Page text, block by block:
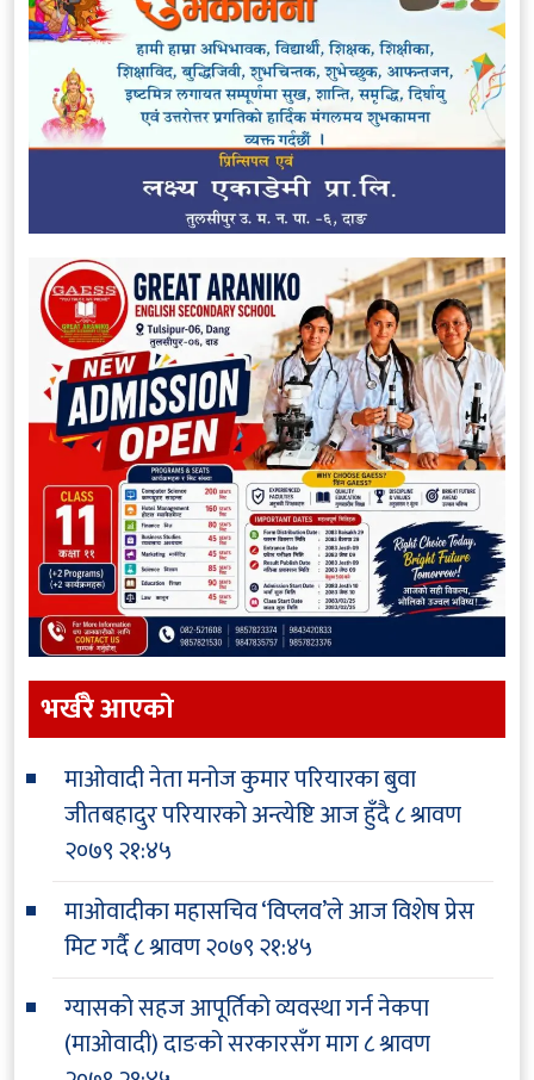
भर्खरै आएकाे
माओवादी नेता मनोज कुमार परियारका बुवा
जीतबहादुर परियारको अन्त्येष्टि आज हुँदै८ श्रावण
२०७९ २१:४५
माओवादीका महासचिव ‘विप्लव’ले आज विशेष प्रेस
मिट गर्दै८ श्रावण २०७९ २१:४५
ग्यासको सहज आपूर्तिको व्यवस्था गर्न नेकपा
(माओवादी) दाङको सरकारसँग माग८ श्रावण